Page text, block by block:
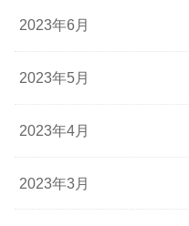
2023年6月
2023年5月
2023年4月
2023年3月